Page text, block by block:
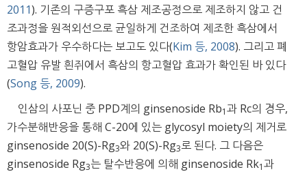
2011). 기존의 구증구포 흑삼 제조공정으로 제조하지 않고 건
조과정을 원적외선으로 균일하게 건조하여 제조한 흑삼에서
항암효과가 우수하다는 보고도 있다(Kim 등, 2008). 그리고 폐
고혈압 유발 흰쥐에서 흑삼의 항고혈압 효과가 확인된 바 있다
(Song 등, 2009).
인삼의 사포닌 중 PPD계의 ginsenoside Rb1과 Rc의 경우,
가수분해반응을 통해 C-20에 있는 glycosyl moiety의 제거로
ginsenoside 20(S)-Rg3와 20(S)-Rg3로 된다. 그 다음은
ginsenoside Rg3는 탈수반응에 의해 ginsenoside Rk1과